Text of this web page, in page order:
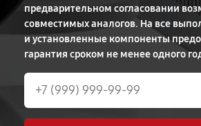
предварительном согласовании
совместимых аналогов. На все
и установленные компоненты
гарантия сроком не менее одного